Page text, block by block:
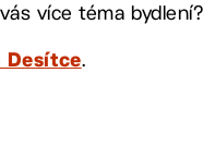
více téma bydlení?
Desítce.